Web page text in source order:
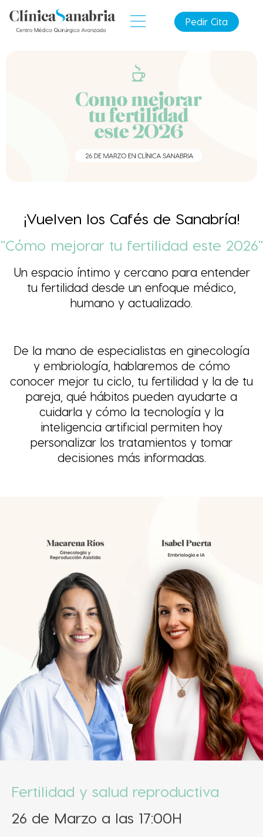
Pedir Cita
¡Vuelven los Cafés de Sanabría!
"Cómo mejorar tu fertilidad este 2026"
Un espacio íntimo y cercano para entender
tu fertilidad desde un enfoque médico,
humano y actualizado.
De la mano de especialistas en ginecología
y embriología, hablaremos de cómo
conocer mejor tu ciclo, tu fertilidad y la de tu
pareja, qué hábitos pueden ayudarte a
cuidarla y cómo la tecnología y la
inteligencia artificial permiten hoy
personalizar los tratamientos y tomar
decisiones más informadas.
Fertilidad y salud reproductiva
26 de Marzo a las 17:00H